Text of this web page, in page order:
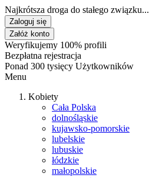
Najkrótsza droga do stałego związku...
Zaloguj się
Załóż konto
Weryfikujemy 100% profili
Bezpłatna rejestracja
Ponad 300 tysięcy Użytkowników
Menu
Kobiety
Cała Polska
dolnośląskie
kujawsko-pomorskie
lubelskie
lubuskie
łódzkie
małopolskie